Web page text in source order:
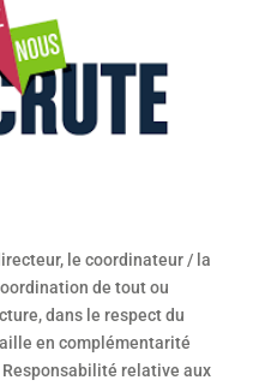
le coordinateur / la
de tout ou
dans le respect du
en complémentarité
relative aux